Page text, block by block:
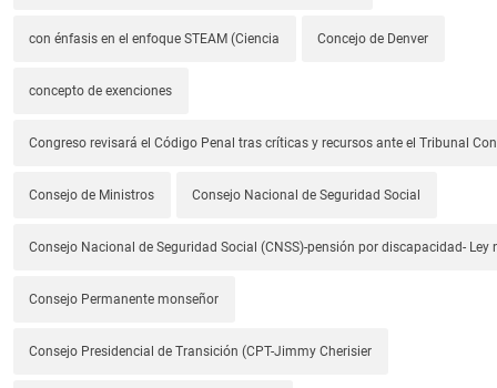
con énfasis en el enfoque STEAM (Ciencia Concejo de Denver
concepto de exenciones
Congreso revisará el Código Penal tras críticas y recursos ante el Tribunal
Consejo de Ministros Consejo Nacional de Seguridad Social
Consejo Nacional de Seguridad Social (CNSS)-pensión por discapacidad- Ley
Consejo Permanente monseñor
Consejo Presidencial de Transición (CPT-Jimmy Cherisier